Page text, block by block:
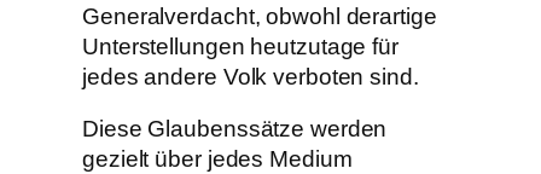
Generalverdacht, obwohl derartige
Unterstellungen heutzutage für
jedes andere Volk verboten sind.
Diese Glaubenssätze werden
gezielt über jedes Medium